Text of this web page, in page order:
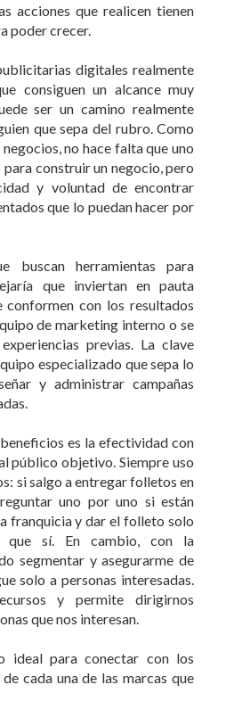
acciones que realicen tienen
poder crecer.
digitales realmente
consiguen un alcance muy
ser un camino realmente
que sepa del rubro. Como
no hace falta que uno
construir un negocio, pero
y voluntad de encontrar
que lo puedan hacer por
herramientas para
que inviertan en pauta
con los resultados
de marketing interno o se
previas. La clave
especializado que sepa lo
y administrar campañas
es la efectividad con
público objetivo. Siempre uso
si salgo a entregar folletos en
uno por uno si están
franquicia y dar el folleto solo
que sí. En cambio, con la
segmentar y asegurarme de
solo a personas interesadas.
y permite dirigirnos
que nos interesan.
ideal para conectar con los
cada una de las marcas que